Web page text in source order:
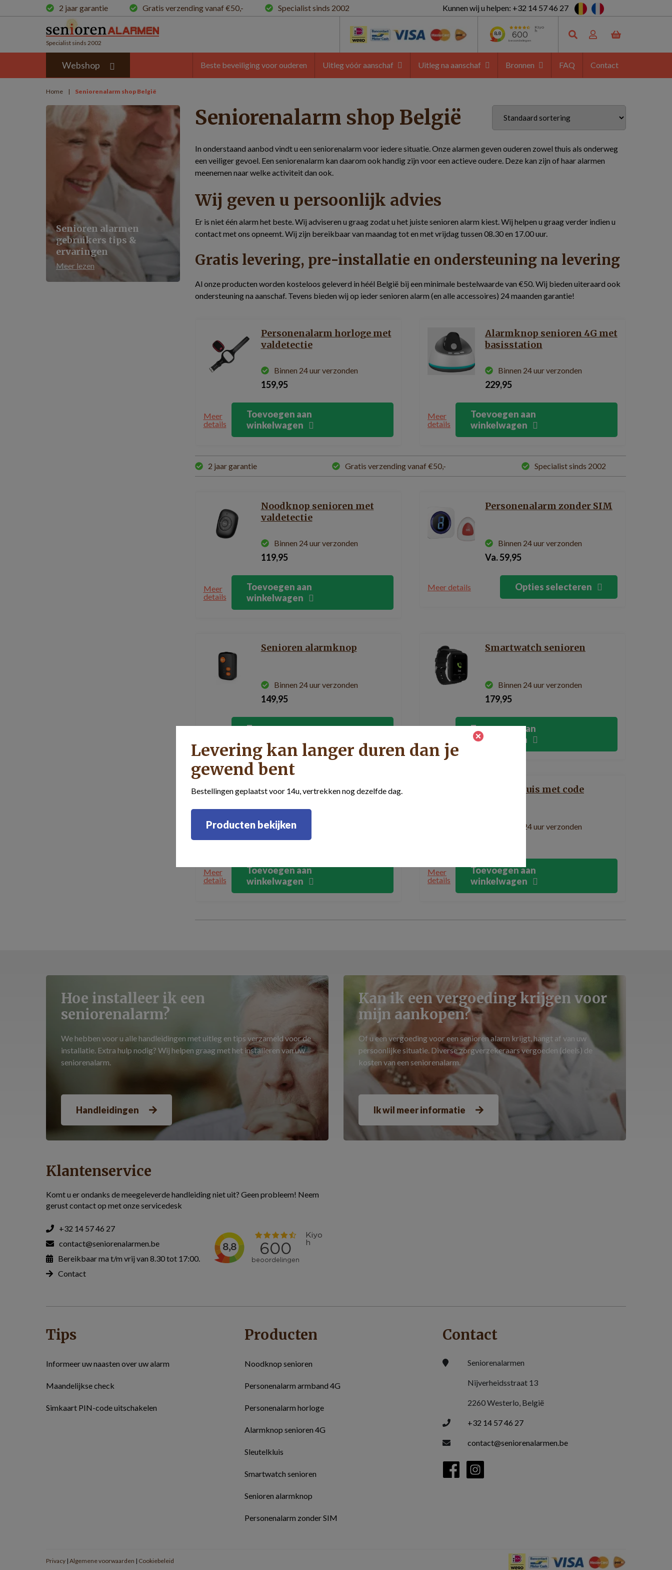
2 jaar garantie Gratis verzending vanaf €50,- Specialist sinds 2002 Kunnen wij u helpen: +32 14 57 46 27
Specialist sinds 2002
Webshop Beste beveiliging voor ouderen Uitleg vóór aanschaf Uitleg na aanschaf Bronnen FAQ Contact
Home | Seniorenalarm shop België
Senioren alarmen
gebruikers tips &
ervaringen
Meer lezen
Seniorenalarm shop België
In onderstaand aanbod vindt u een seniorenalarm voor iedere situatie. Onze alarmen geven ouderen zowel thuis als onderweg
een veiliger gevoel. Een seniorenalarm kan daarom ook handig zijn voor een actieve oudere. Deze kan zijn of haar alarmen
meenemen naar welke activiteit dan ook.
Wij geven u persoonlijk advies
Er is niet één alarm het beste. Wij adviseren u graag zodat u het juiste senioren alarm kiest. Wij helpen u graag verder indien u
contact met ons opneemt. Wij zijn bereikbaar van maandag tot en met vrijdag tussen 08.30 en 17.00 uur.
Gratis levering, pre-installatie en ondersteuning na levering
Al onze producten worden kosteloos geleverd in héél België bij een minimale bestelwaarde van €50. Wij bieden uiteraard ook
ondersteuning na aanschaf. Tevens bieden wij op ieder senioren alarm (en alle accessoires) 24 maanden garantie!
Personenalarm horloge met
valdetectie
Binnen 24 uur verzonden
159,95
Meer
details
Toevoegen aan
winkelwagen
Alarmknop senioren 4G met
basisstation
Binnen 24 uur verzonden
229,95
Meer
details
Toevoegen aan
winkelwagen
2 jaar garantie Gratis verzending vanaf €50,- Specialist sinds 2002
Noodknop senioren met
valdetectie
Binnen 24 uur verzonden
119,95
Meer
details
Toevoegen aan
winkelwagen
Personenalarm zonder SIM
Binnen 24 uur verzonden
Va.59,95
Meer details Opties selecteren
Senioren alarmknop
Binnen 24 uur verzonden
149,95
Toevoegen aan
Smartwatch senioren
Binnen 24 uur verzonden
179,95
Toevoegen aan
winkelwagen
Personenalarm armband 4G
Binnen 24 uur verzonden
149,95
Meer
details
Toevoegen aan
winkelwagen
Sleutelkluis met code
Binnen 24 uur verzonden
Meer
details
Toevoegen aan
winkelwagen
Hoe installeer ik een
seniorenalarm?
We hebben voor u alle handleidingen met uitleg en tips verzameld voor de
installatie. Extra hulp nodig? Wij helpen graag met het installeren van uw
seniorenalarm.
Handleidingen
Kan ik een vergoeding krijgen voor
mijn aankopen?
Of u een vergoeding voor een senioren alarm krijgt, hangt af van uw
persoonlijke situatie. Diverse zorgverzekeraars vergoeden (deels) de
kosten van een seniorenalarm.
Ik wil meer informatie
Klantenservice
Komt u er ondanks de meegeleverde handleiding niet uit? Geen probleem! Neem
gerust contact op met onze servicedesk
+32 14 57 46 27
contact@seniorenalarmen.be
Bereikbaar ma t/m vrij van 8.30 tot 17:00.
Contact
Tips
Informeer uw naasten over uw alarm
Maandelijkse check
Simkaart PIN-code uitschakelen
Producten
Noodknop senioren
Personenalarm armband 4G
Personenalarm horloge
Alarmknop senioren 4G
Sleutelkluis
Smartwatch senioren
Senioren alarmknop
Personenalarm zonder SIM
Contact
Seniorenalarmen
Nijverheidsstraat 13
2260 Westerlo, België
+32 14 57 46 27
contact@seniorenalarmen.be
Privacy | Algemene voorwaarden | Cookiebeleid
Levering kan langer duren dan je
gewend bent
Bestellingen geplaatst voor 14u, vertrekken nog dezelfde dag.
Producten bekijken